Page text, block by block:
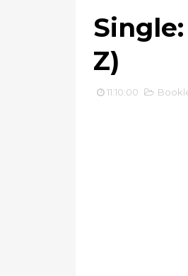
Z)
11:10:00